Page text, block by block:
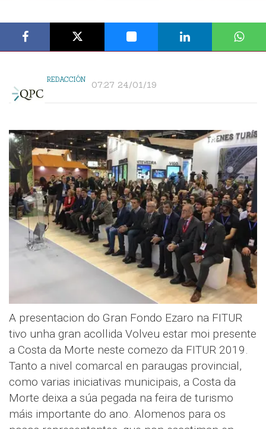
REDACCIÓN 07:27 24/01/19
A presentacion do Gran Fondo Ezaro na FITUR
tivo unha gran acollida Volveu estar moi presente
a Costa da Morte neste comezo da FITUR 2019.
Tanto a nivel comarcal en paraugas provincial,
como varias iniciativas municipais, a Costa da
Morte deixa a súa pegada na feira de turismo
máis importante do ano. Alomenos para os